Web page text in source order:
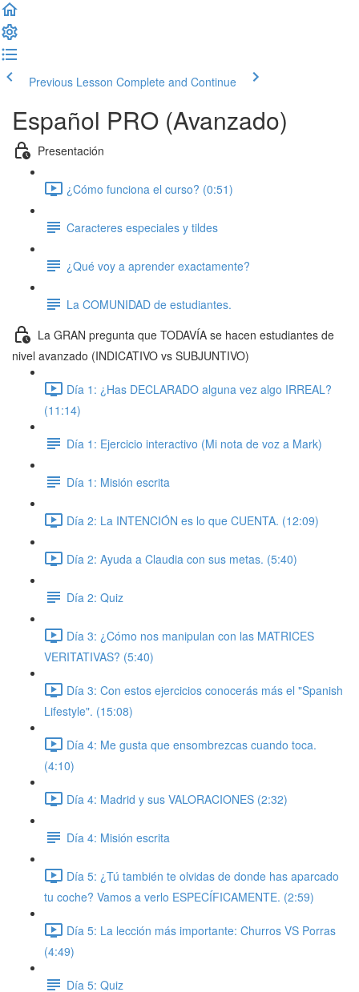
Previous Lesson Complete and Continue
Español PRO (Avanzado)
Presentación
¿Cómo funciona el curso? (0:51)
Caracteres especiales y tildes
¿Qué voy a aprender exactamente?
La COMUNIDAD de estudiantes.
La GRAN pregunta que TODAVÍA se hacen estudiantes de
nivel avanzado (INDICATIVO vs SUBJUNTIVO)
Día 1: ¿Has DECLARADO alguna vez algo IRREAL?
(11:14)
Día 1: Ejercicio interactivo (Mi nota de voz a Mark)
Día 1: Misión escrita
Día 2: La INTENCIÓN es lo que CUENTA. (12:09)
Día 2: Ayuda a Claudia con sus metas. (5:40)
Día 2: Quiz
Día 3: ¿Cómo nos manipulan con las MATRICES
VERITATIVAS? (5:40)
Día 3: Con estos ejercicios conocerás más el "Spanish
Lifestyle". (15:08)
Día 4: Me gusta que ensombrezcas cuando toca.
(4:10)
Día 4: Madrid y sus VALORACIONES (2:32)
Día 4: Misión escrita
Día 5: ¿Tú también te olvidas de donde has aparcado
tu coche? Vamos a verlo ESPECÍFICAMENTE. (2:59)
Día 5: La lección más importante: Churros VS Porras
(4:49)
Día 5: Quiz